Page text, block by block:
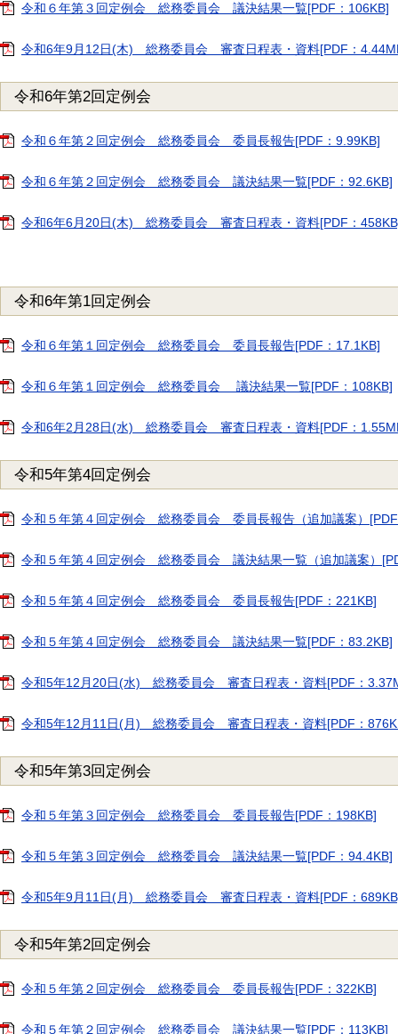
令和６年第３回定例会 総務委員会 議決結果一覧[PDF：106KB]
令和6年9月12日(木) 総務委員会 審査日程表・資料[PDF：
令和6年第2回定例会
令和６年第２回定例会 総務委員会 委員長報告[PDF：9.99KB]
令和６年第２回定例会 総務委員会 議決結果一覧[PDF：92.6KB]
令和6年6月20日(木) 総務委員会 審査日程表・資料[PDF：
令和6年第1回定例会
令和６年第１回定例会 総務委員会 委員長報告[PDF：17.1KB]
令和６年第１回定例会 総務委員会 議決結果一覧[PDF：108KB]
令和6年2月28日(水) 総務委員会 審査日程表・資料[PDF：
令和5年第4回定例会
令和５年第４回定例会 総務委員会 委員長報告（追加議案）
令和５年第４回定例会 総務委員会 議決結果一覧（追加議案）
令和５年第４回定例会 総務委員会 委員長報告[PDF：221KB]
令和５年第４回定例会 総務委員会 議決結果一覧[PDF：83.2KB]
令和5年12月20日(水) 総務委員会 審査日程表・資料[PDF：
令和5年12月11日(月) 総務委員会 審査日程表・資料[PDF：
令和5年第3回定例会
令和５年第３回定例会 総務委員会 委員長報告[PDF：198KB]
令和５年第３回定例会 総務委員会 議決結果一覧[PDF：94.4KB]
令和5年9月11日(月) 総務委員会 審査日程表・資料[PDF：
令和5年第2回定例会
令和５年第２回定例会 総務委員会 委員長報告[PDF：322KB]
令和５年第２回定例会 総務委員会 議決結果一覧[PDF：113KB]